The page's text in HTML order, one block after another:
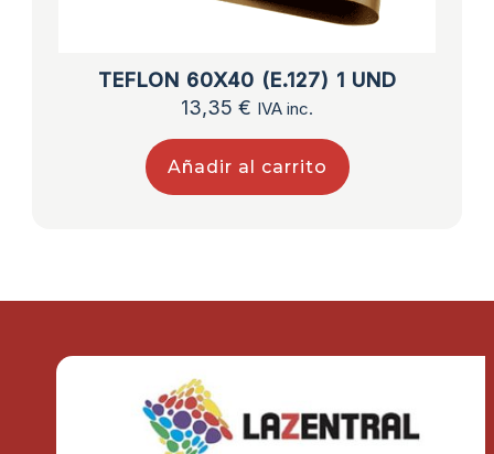
TEFLON 60X40 (E.127) 1 UND
13,35 € IVA inc.
Añadir al carrito